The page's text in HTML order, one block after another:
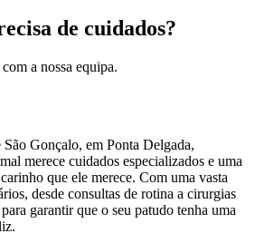
de cuidados?
a nossa equipa.
Gonçalo, em Ponta Delgada,
merece cuidados especializados e uma
que ele merece. Com uma vasta
desde consultas de rotina a cirurgias
garantir que o seu patudo tenha uma